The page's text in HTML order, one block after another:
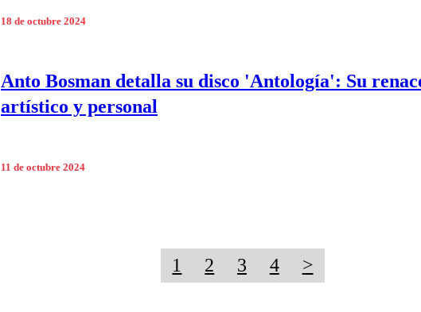
18 de octubre 2024
Anto Bosman detalla su disco 'Antología': Su
artístico y personal
11 de octubre 2024
1 2 3 4 >